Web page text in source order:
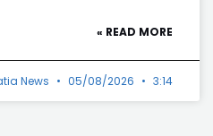
READ MORE »
News 05/08/2026 3:14 م